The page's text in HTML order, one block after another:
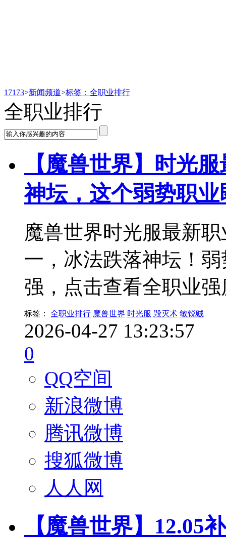
17173>新闻频道>标签：全职业排行
全职业排行
【魔兽世界】时光
神坛，这个弱势职
魔兽世界时光服最新
一，冰法跌落神坛！
强，点击查看全职业
标签： 全职业排行 魔兽世界 时光服 毁灭术 敏锐贼
2026-04-27 13:23:57
0
QQ空间
新浪微博
腾讯微博
搜狐微博
人人网
【魔兽世界】12.05